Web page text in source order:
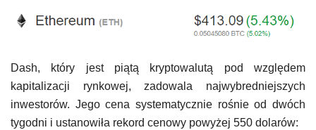
Dash, który jest piątą kryptowalutą pod względem
kapitalizacji rynkowej, zadowala najwybredniejszych
inwestorów. Jego cena systematycznie rośnie od dwóch
tygodni i ustanowiła rekord cenowy powyżej 550 dolarów: